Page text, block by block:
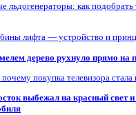
льдогенераторы: как подобрать
лифта — устройство и
дерево рухнуло прямо на
покупка телевизора стала
выбежал на красный свет и